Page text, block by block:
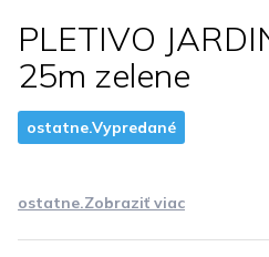
PLETIVO
25m zelene
ostatne.Vypredané
ostatne.Zobraziť viac